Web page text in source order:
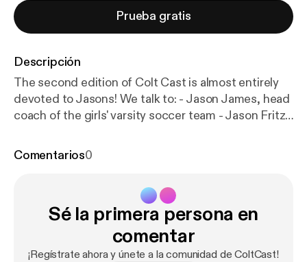
Prueba gratis
Descripción
The second edition of Colt Cast is almost entirely
devoted to Jasons! We talk to: - Jason James, head
coach of the girls' varsity soccer team - Jason Fritz,
week for Comstock Bands, and Mr. Fritz tells us
sinking fund earlier this month, opportunities are
created to make some repairs and improvements in
Comentarios0
Sé la primera persona en
comentar
¡Regístrate ahora y únete a la comunidad de ColtCast!